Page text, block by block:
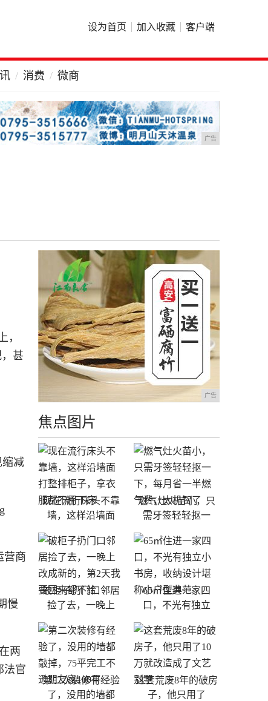
设为首页 加入收藏 客户端
消费 微商
广告
，
甚
缩减
营商
慢
两
法官
广告
焦点图片
现在流行床头不靠
墙，这样沿墙面
燃气灶火苗小，只
需牙签轻轻抠一
破柜子扔门口邻居
捡了去，一晚上
65㎡住进一家四
口，不光有独立
第二次装修有经验
了，没用的墙都
这套荒废8年的破房
子，他只用了